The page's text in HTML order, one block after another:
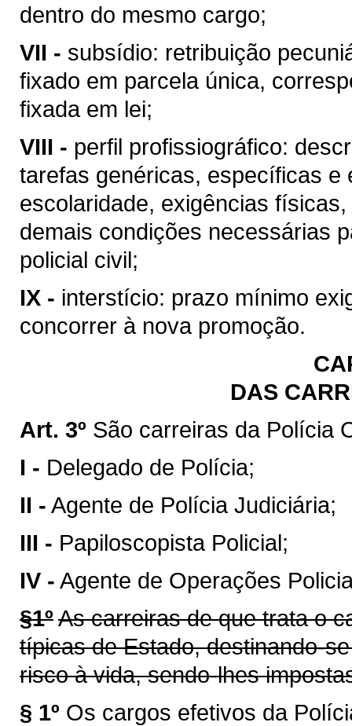
dentro do mesmo cargo;
VII - subsídio: retribuição
fixado em parcela única,
fixada em lei;
VIII - perfil profissiográfico:
tarefas genéricas, específicas e
escolaridade, exigências
demais condições necessárias
policial civil;
IX - interstício: prazo mínimo
concorrer à nova promoção.
DAS
Art. 3º São carreiras da Polícia
I - Delegado de Polícia;
II - Agente de Polícia Judiciária;
III - Papiloscopista Policial;
IV - Agente de Operações
§1ºAs carreiras de que trata o
típicas de Estado, destinando-
risco à vida, sendo-lhes
§ 1º Os cargos efetivos da